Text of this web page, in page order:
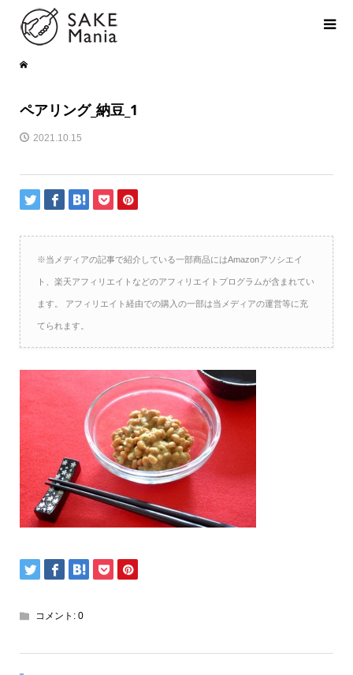
ペアリング_納豆_1
2021.10.15
※当メディアの記事で紹介している一部商品にはAmazonアソシエイ
ト、楽天アフィリエイトなどのアフィリエイトプログラムが含まれてい
ます。 アフィリエイト経由での購入の一部は当メディアの運営等に充
てられます。
コメント: 0